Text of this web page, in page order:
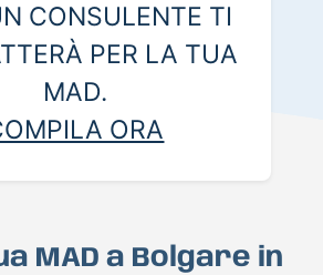
CONSULENTE TI
PER LA TUA
MAD.
ORA
MAD a Bolgare in